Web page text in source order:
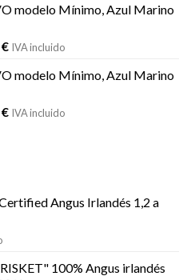
modelo Mínimo, Azul Marino
€El
actual
539,00 €.
IVA incluido
modelo Mínimo, Azul Marino
€ElIVA incluido
Angus Irlandés 1,2 a
100% Angus irlandés